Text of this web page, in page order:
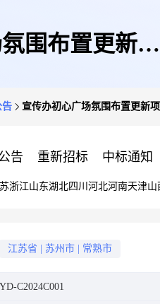
围布置更新项
告 宣传办初心广场氛围布置更新
告 重新招标 中标通知
浙江山东湖北四川 河北河南天津山
江苏省 苏州市 常熟市
C2024C001